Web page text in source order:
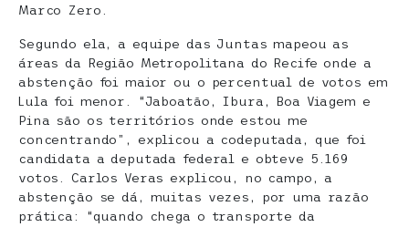
Marco Zero.
Segundo ela, a equipe das Juntas mapeou as
áreas da Região Metropolitana do Recife onde a
abstenção foi maior ou o percentual de votos em
Lula foi menor. “Jaboatão, Ibura, Boa Viagem e
Pina são os territórios onde estou me
concentrando”, explicou a codeputada, que foi
candidata a deputada federal e obteve 5.169
votos. Carlos Veras explicou, no campo, a
abstenção se dá, muitas vezes, por uma razão
prática: “quando chega o transporte da